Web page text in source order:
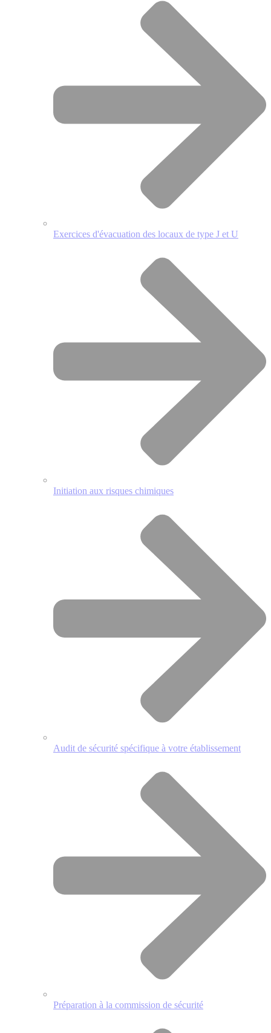
Exercices d'évacuation des locaux de type J et U
Initiation aux risques chimiques
Audit de sécurité spécifique à votre établissement
Préparation à la commission de sécurité